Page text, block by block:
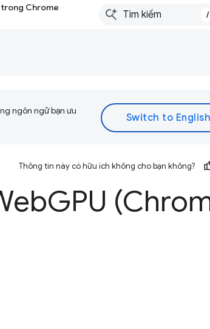
trong Chrome
/
ngôn ngữ bạn ưu
Thông tin này có hữu ích không cho bạn không?
GPU